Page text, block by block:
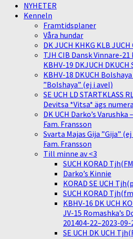
NYHETER
Kenneln
Framtidsplaner
Våra hundar
DK JUCH KHKG KLB JUCH
TJH CIB Dansk Vinnare-
KBHV-19 DKJUCH DKUCH
KBHV-18 DKUCH
”Bolshaya” (ej i avel)
SE UCH LD STARTKLASS
Devitsa *Vitsa* ägs
DK UCH Darko’s
Fam. Fransson
Svarta Majas Gija ”Gija”
Fam. Fransson
Till minne av <3
SUCH KORAD
Darko’s Kinnie
KORAD SE UCH
SUCH KORAD
KBHV-16 DK UCH
JV-15 Romashka’s
201404-22–2023-09-
SE UCH DK UCH